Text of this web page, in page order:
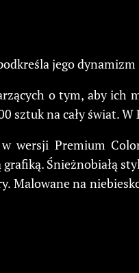
jego
o tym, aby ich
sztuk na cały świat.
w wersji Premium
grafiką. Śnieżnobiałą
Malowane na